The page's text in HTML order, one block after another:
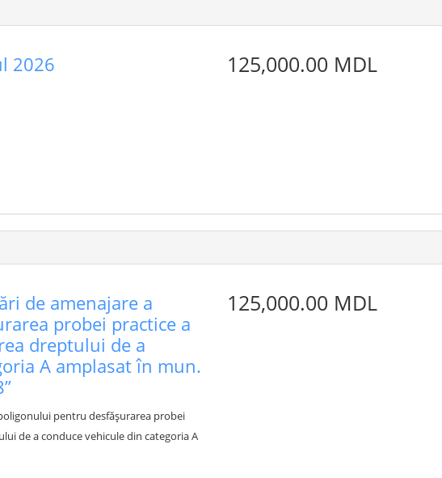
2026 125,000.00 MDL
de amenajare a
probei practice a
dreptului de a
A amplasat în mun.
pentru desfășurarea probei
de a conduce vehicule din categoria A
125,000.00 MDL